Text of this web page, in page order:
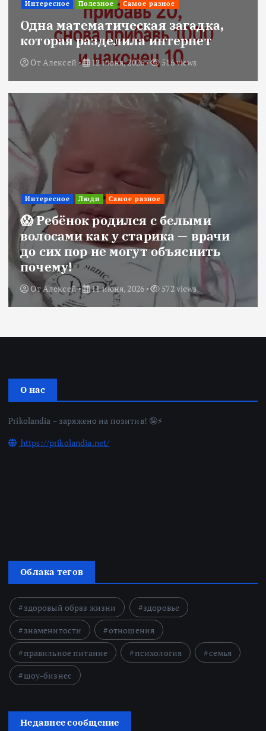
Интересное Полезное Самое разное
Одна математическая загадка,
которая разделила интернет
ОтАлексей 12 июня, 2026 516 views
Интересное Люди Самое разное
😱 Ребёнок родился с белыми
волосами как у старика — врачи
до сих пор не могут объяснить
почему!
ОтАлексей 11 июня, 2026 572 views
О нас
Prikolandia – заряжено на позитив! 🤪⚡
https://prikolandia.net/
Облака тегов
здоровый образ жизни
здоровье
знаменитости
отношения
правильное питание
психология
семья
шоу-бизнес
Недавнее сообщение